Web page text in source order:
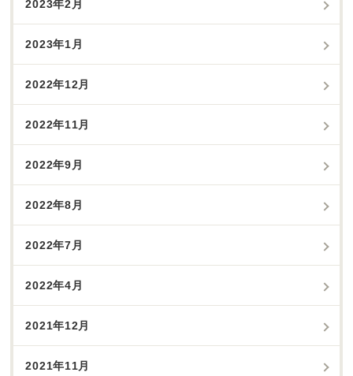
2023年2月
2023年1月
2022年12月
2022年11月
2022年9月
2022年8月
2022年7月
2022年4月
2021年12月
2021年11月